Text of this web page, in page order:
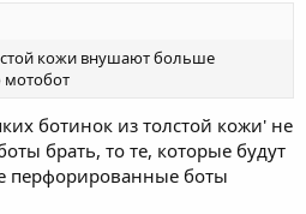
кожи внушают больше
ботинок из толстой кожи' не
брать, то те, которые будут
перфорированные боты